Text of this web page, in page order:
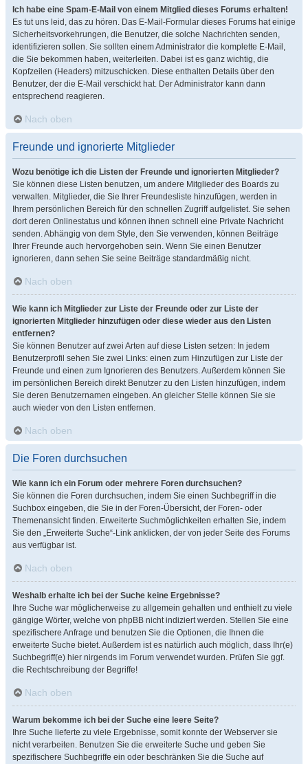
Ich habe eine Spam-E-Mail von einem Mitglied dieses Forums erhalten!
Es tut uns leid, das zu hören. Das E-Mail-Formular dieses Forums hat einige
Sicherheitsvorkehrungen, die Benutzer, die solche Nachrichten senden,
identifizieren sollen. Sie sollten einem Administrator die komplette E-Mail,
die Sie bekommen haben, weiterleiten. Dabei ist es ganz wichtig, die
Kopfzeilen (Headers) mitzuschicken. Diese enthalten Details über den
Benutzer, der die E-Mail verschickt hat. Der Administrator kann dann
entsprechend reagieren.
Nach oben
Freunde und ignorierte Mitglieder
Wozu benötige ich die Listen der Freunde und ignorierten Mitglieder?
Sie können diese Listen benutzen, um andere Mitglieder des Boards zu
verwalten. Mitglieder, die Sie Ihrer Freundesliste hinzufügen, werden in
Ihrem persönlichen Bereich für den schnellen Zugriff aufgelistet. Sie sehen
dort deren Onlinestatus und können ihnen schnell eine Private Nachricht
senden. Abhängig von dem Style, den Sie verwenden, können Beiträge
Ihrer Freunde auch hervorgehoben sein. Wenn Sie einen Benutzer
ignorieren, dann sehen Sie seine Beiträge standardmäßig nicht.
Nach oben
Wie kann ich Mitglieder zur Liste der Freunde oder zur Liste der
ignorierten Mitglieder hinzufügen oder diese wieder aus den Listen
entfernen?
Sie können Benutzer auf zwei Arten auf diese Listen setzen: In jedem
Benutzerprofil sehen Sie zwei Links: einen zum Hinzufügen zur Liste der
Freunde und einen zum Ignorieren des Benutzers. Außerdem können Sie
im persönlichen Bereich direkt Benutzer zu den Listen hinzufügen, indem
Sie deren Benutzernamen eingeben. An gleicher Stelle können Sie sie
auch wieder von den Listen entfernen.
Nach oben
Die Foren durchsuchen
Wie kann ich ein Forum oder mehrere Foren durchsuchen?
Sie können die Foren durchsuchen, indem Sie einen Suchbegriff in die
Suchbox eingeben, die Sie in der Foren-Übersicht, der Foren- oder
Themenansicht finden. Erweiterte Suchmöglichkeiten erhalten Sie, indem
Sie den „Erweiterte Suche“-Link anklicken, der von jeder Seite des Forums
aus verfügbar ist.
Nach oben
Weshalb erhalte ich bei der Suche keine Ergebnisse?
Ihre Suche war möglicherweise zu allgemein gehalten und enthielt zu viele
gängige Wörter, welche von phpBB nicht indiziert werden. Stellen Sie eine
spezifischere Anfrage und benutzen Sie die Optionen, die Ihnen die
erweiterte Suche bietet. Außerdem ist es natürlich auch möglich, dass Ihr(e)
Suchbegriff(e) hier nirgends im Forum verwendet wurden. Prüfen Sie ggf.
die Rechtschreibung der Begriffe!
Nach oben
Warum bekomme ich bei der Suche eine leere Seite?
Ihre Suche lieferte zu viele Ergebnisse, somit konnte der Webserver sie
nicht verarbeiten. Benutzen Sie die erweiterte Suche und geben Sie
spezifischere Suchbegriffe ein oder beschränken Sie die Suche auf